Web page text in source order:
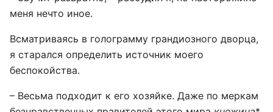
меня нечто иное.
Всматриваясь в голограмму грандиозного дворца,
я старался определить источник моего
беспокойства.
– Весьма подходит к его хозяйке. Даже по меркам